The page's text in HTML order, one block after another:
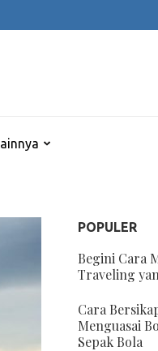
POPULER
Begini Cara
Traveling
Cara
Menguasai
Sepak Bola